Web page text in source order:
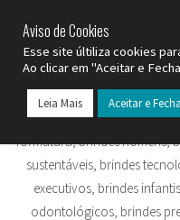
Aviso de Cookies
Esse site últiliza cookies
Ao clicar em "Aceitar e
Leia Mais Aceitar e